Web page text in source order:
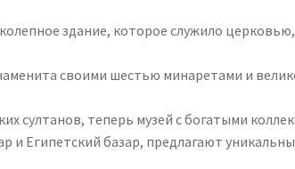
здание, которое служило церковью,
своими шестью минаретами и
султанов, теперь музей с богатыми
и Египетский базар, предлагают